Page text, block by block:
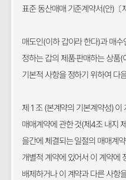
표준 동산매매 기준계약서(안)〔
매도인(이하 갑이라 한다)과 매
정하는 갑의 제품·판매하는 상품
기본적 사항을 정하기 위하여 다
제 1 조 (본계약의 기본계약성)
매매계약에 관한 것(제4조 내지
을간에 체결되는 일절의 매매계
개별적 계약에 있어서 이 계약에
배제하거나 이 계약과 다른 사항